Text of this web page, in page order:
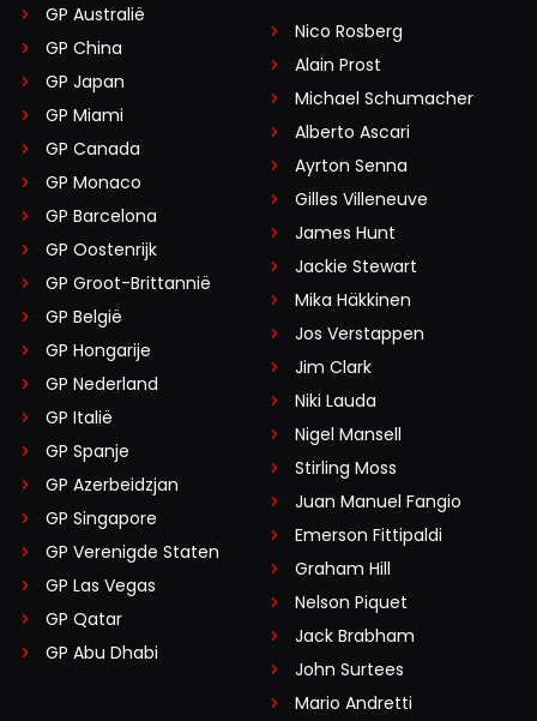
GP Australië
GP China
GP Japan
GP Miami
GP Canada
GP Monaco
GP Barcelona
GP Oostenrijk
GP Groot-Brittannië
GP België
GP Hongarije
GP Nederland
GP Italië
GP Spanje
GP Azerbeidzjan
GP Singapore
GP Verenigde Staten
GP Las Vegas
GP Qatar
GP Abu Dhabi
Nico Rosberg
Alain Prost
Michael Schumacher
Alberto Ascari
Ayrton Senna
Gilles Villeneuve
James Hunt
Jackie Stewart
Mika Häkkinen
Jos Verstappen
Jim Clark
Niki Lauda
Nigel Mansell
Stirling Moss
Juan Manuel Fangio
Emerson Fittipaldi
Graham Hill
Nelson Piquet
Jack Brabham
John Surtees
Mario Andretti